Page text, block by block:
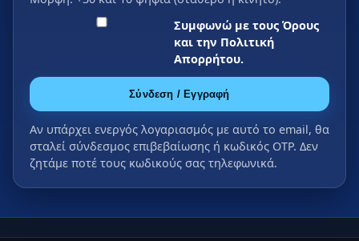
Συμφωνώ με τους Όρους
και την Πολιτική
Απορρήτου.
Σύνδεση / Εγγραφή
Αν υπάρχει ενεργός λογαριασμός με αυτό το email, θα
σταλεί σύνδεσμος επιβεβαίωσης ή κωδικός OTP. Δεν
ζητάμε ποτέ τους κωδικούς σας τηλεφωνικά.